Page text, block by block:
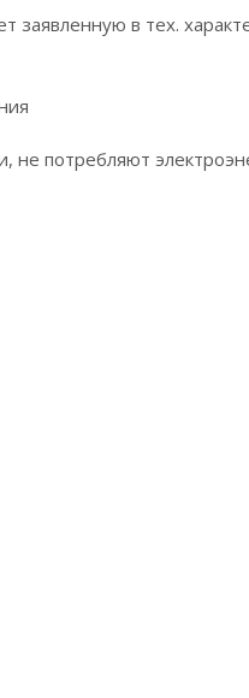
в тех.
не потребляют